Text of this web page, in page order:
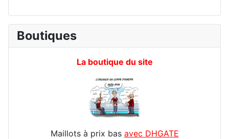
Boutiques
La boutique du site
Maillots à prix bas avec DHGATE